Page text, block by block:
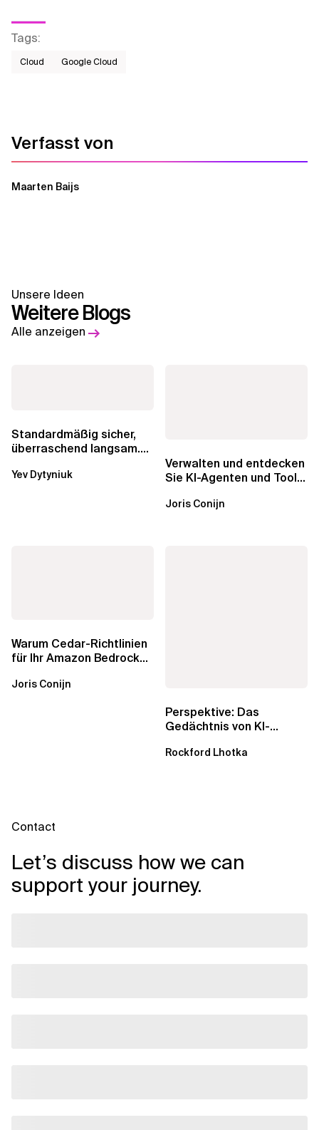
Tags:
Cloud Google Cloud
Verfasst von
Maarten Baijs
Unsere Ideen
Weitere Blogs
Alle anzeigen
Standardmäßig sicher,
überraschend langsam.
über die RDS...
Yev Dytyniuk
Verwalten und entdecken
Sie KI-Agenten und Tools
AgentCore...
Joris Conijn
Warum Cedar-Richtlinien
für Ihr Amazon Bedrock
wichtig sind
Joris Conijn
Perspektive: Das
Gedächtnis von KI-
dem...
Rockford Lhotka
Contact
Let’s discuss how we can
support your journey.